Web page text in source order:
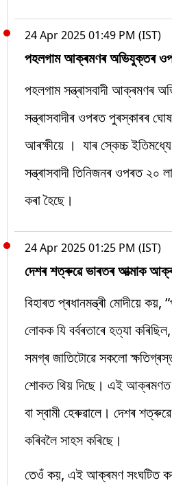
24 Apr 2025 01:49 PM (IST)
পহলগাম আক্ৰমণৰ অভিযুক্তৰ
পহলগাম সন্ত্ৰাসবাদী আক্ৰমণৰ
সন্ত্ৰাসবাদীৰ ওপৰত পুৰস্কাৰৰ
আৰক্ষীয়ে । যাৰ স্কেচ্চ
সন্ত্ৰাসবাদী তিনিজনৰ ওপৰত
কৰা হৈছে।
24 Apr 2025 01:25 PM (IST)
দেশৰ শত্ৰুৱে ভাৰতৰ আত্মাক
বিহাৰত প্ৰধানমন্ত্ৰী মোদীয়ে কয়,
লোকক যি বৰ্বৰতাৰে হত্যা
সমগ্ৰ জাতিটোৱে সকলো
শোকত থিয় দিছে। এই আক্ৰমণত
বা স্বামী হেৰুৱালে। দেশৰ
কৰিবলৈ সাহস কৰিছে।
তেওঁ কয়, এই আক্ৰমণ সংঘটিত